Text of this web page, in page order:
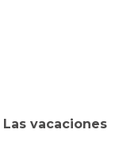
Las vacaciones